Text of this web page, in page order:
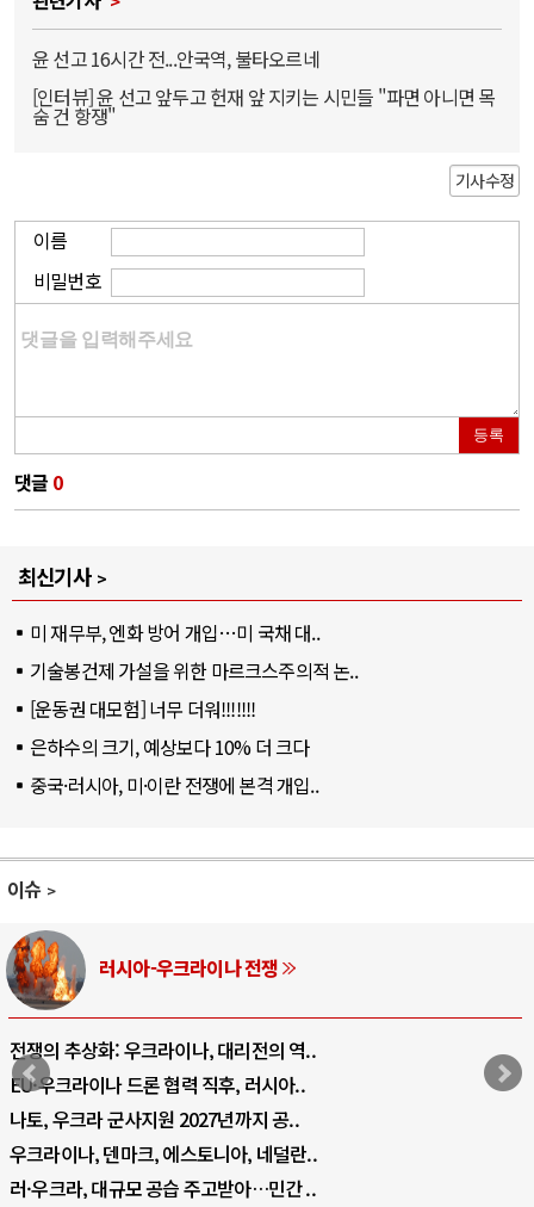
윤 선고 16시간 전...안국역, 불타오르네
[인터뷰] 윤 선고 앞두고 헌재 앞 지키는 시민들 "파면 아니면 목
숨 건 항쟁"
기사수정
이름
비밀번호
등록
댓글 0
최신기사
미 재무부, 엔화 방어 개입…미 국채 대..
기술봉건제 가설을 위한 마르크스주의적 논..
[운동권 대모험] 너무 더워!!!!!!!
은하수의 크기, 예상보다 10% 더 크다
중국·러시아, 미·이란 전쟁에 본격 개입..
이슈
러시아-우크라이나 전쟁
전쟁의 추상화: 우크라이나, 대리전의 역..
EU·우크라이나 드론 협력 직후, 러시아..
나토, 우크라 군사지원 2027년까지 공..
우크라이나, 덴마크, 에스토니아, 네덜란..
러·우크라, 대규모 공습 주고받아…민간 ..